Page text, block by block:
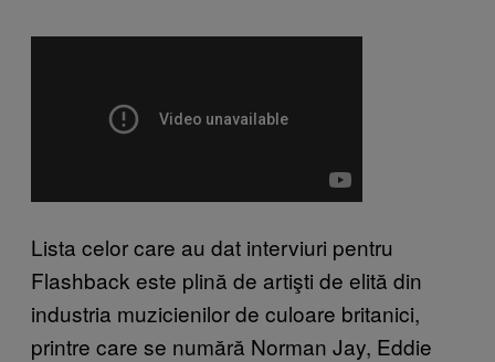
Lista celor care au dat interviuri pentru
Flashback este plină de artişti de elită din
industria muzicienilor de culoare britanici,
printre care se numără Norman Jay, Eddie